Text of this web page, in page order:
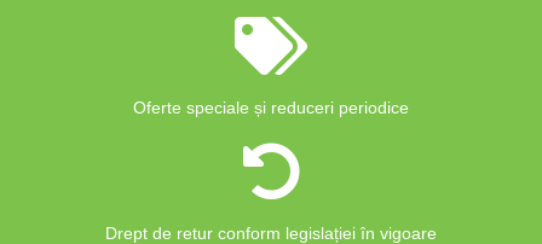
Oferte speciale și reduceri periodice
Drept de retur conform legislației în vigoare